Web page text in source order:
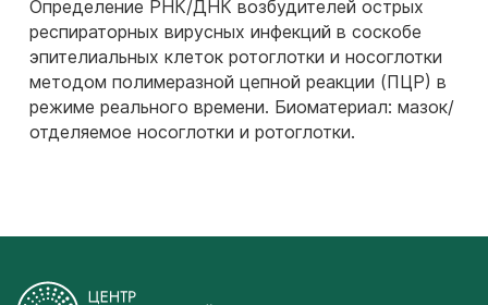
Определение РНК/ДНК возбудителей острых
респираторных вирусных инфекций в соскобе
эпителиальных клеток ротоглотки и носоглотки
методом полимеразной цепной реакции (ПЦР) в
режиме реального времени. Биоматериал: мазок/
отделяемое носоглотки и ротоглотки.